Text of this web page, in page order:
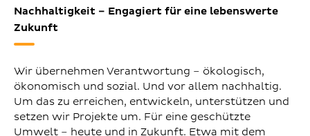
Nachhaltigkeit – Engagiert für eine lebenswerte
Zukunft
Wir übernehmen Verantwortung – ökologisch,
ökonomisch und sozial. Und vor allem nachhaltig.
Um das zu erreichen, entwickeln, unterstützen und
setzen wir Projekte um. Für eine geschützte
Umwelt – heute und in Zukunft. Etwa mit dem